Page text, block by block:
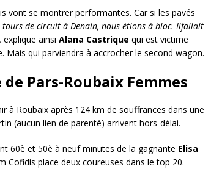
vont se montrer performantes. Car si les pavés
tours de circuit à Denain, nous étions à bloc. Ilfallait
explique ainsi Alana Castrique qui est victime
Mais qui parviendra à accrocher le second wagon.
Pars-Roubaix Femmes
à Roubaix après 124 km de souffrances dans une
(aucun lien de parenté) arrivent hors-délai.
60è et 50è à neuf minutes de la gagnante Elisa
Cofidis place deux coureuses dans le top 20.